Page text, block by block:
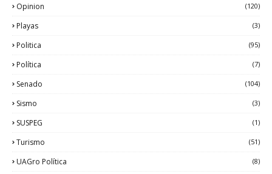
Opinion (120)
Playas (3)
Politica (95)
Política (7)
Senado (104)
Sismo (3)
SUSPEG (1)
Turismo (51)
UAGro Política (8)